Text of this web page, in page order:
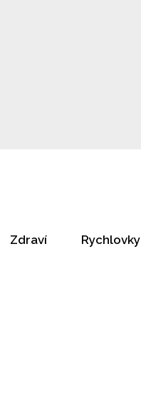
Zdraví Rychlovky